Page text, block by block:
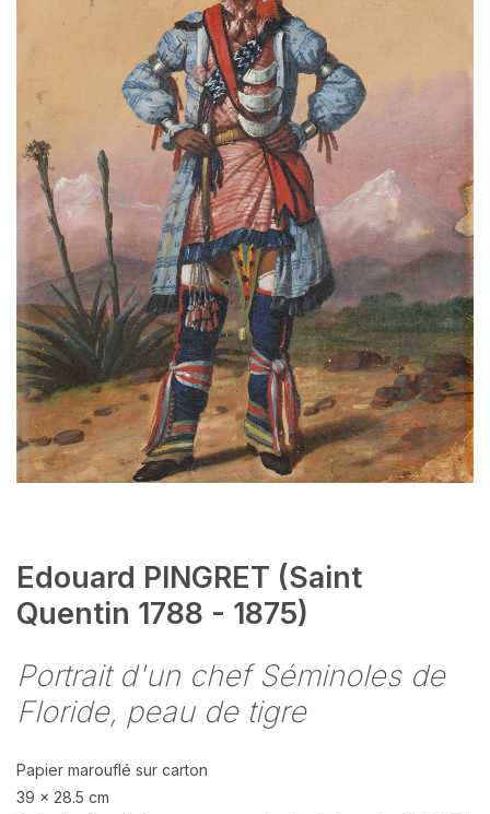
Edouard PINGRET (Saint
Quentin 1788 - 1875)
Portrait d'un chef Séminoles de
Floride, peau de tigre
Papier marouflé sur carton
39 x 28.5 cm